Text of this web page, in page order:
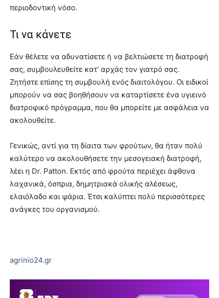
περιοδοντική νόσο.
Τι να κάνετε
Εάν θέλετε να αδυνατίσετε ή να βελτιώσετε τη διατροφή
σας, συμβουλευθείτε κατ’ αρχάς τον γιατρό σας.
Ζητήστε επίσης τη συμβουλή ενός διαιτολόγου. Οι ειδικοί
μπορούν να σας βοηθήσουν να καταρτίσετε ένα υγιεινό
διατροφικό πρόγραμμα, που θα μπορείτε με ασφάλεια να
ακολουθείτε.
Γενικώς, αντί για τη δίαιτα των φρούτων, θα ήταν πολύ
καλύτερο να ακολουθήσετε την μεσογειακή διατροφή,
λέει η Dr. Patton. Εκτός από φρούτα περιέχει άφθονα
λαχανικά, όσπρια, δημητριακά ολικής αλέσεως,
ελαιόλαδο και ψάρια. Έτσι καλύπτει πολύ περισσότερες
ανάγκες του οργανισμού.
agrinio24.gr